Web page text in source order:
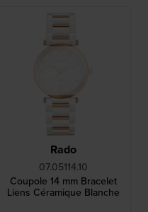
Rado
07.05114.10
Coupole 14 mm Bracelet
Liens Céramique Blanche